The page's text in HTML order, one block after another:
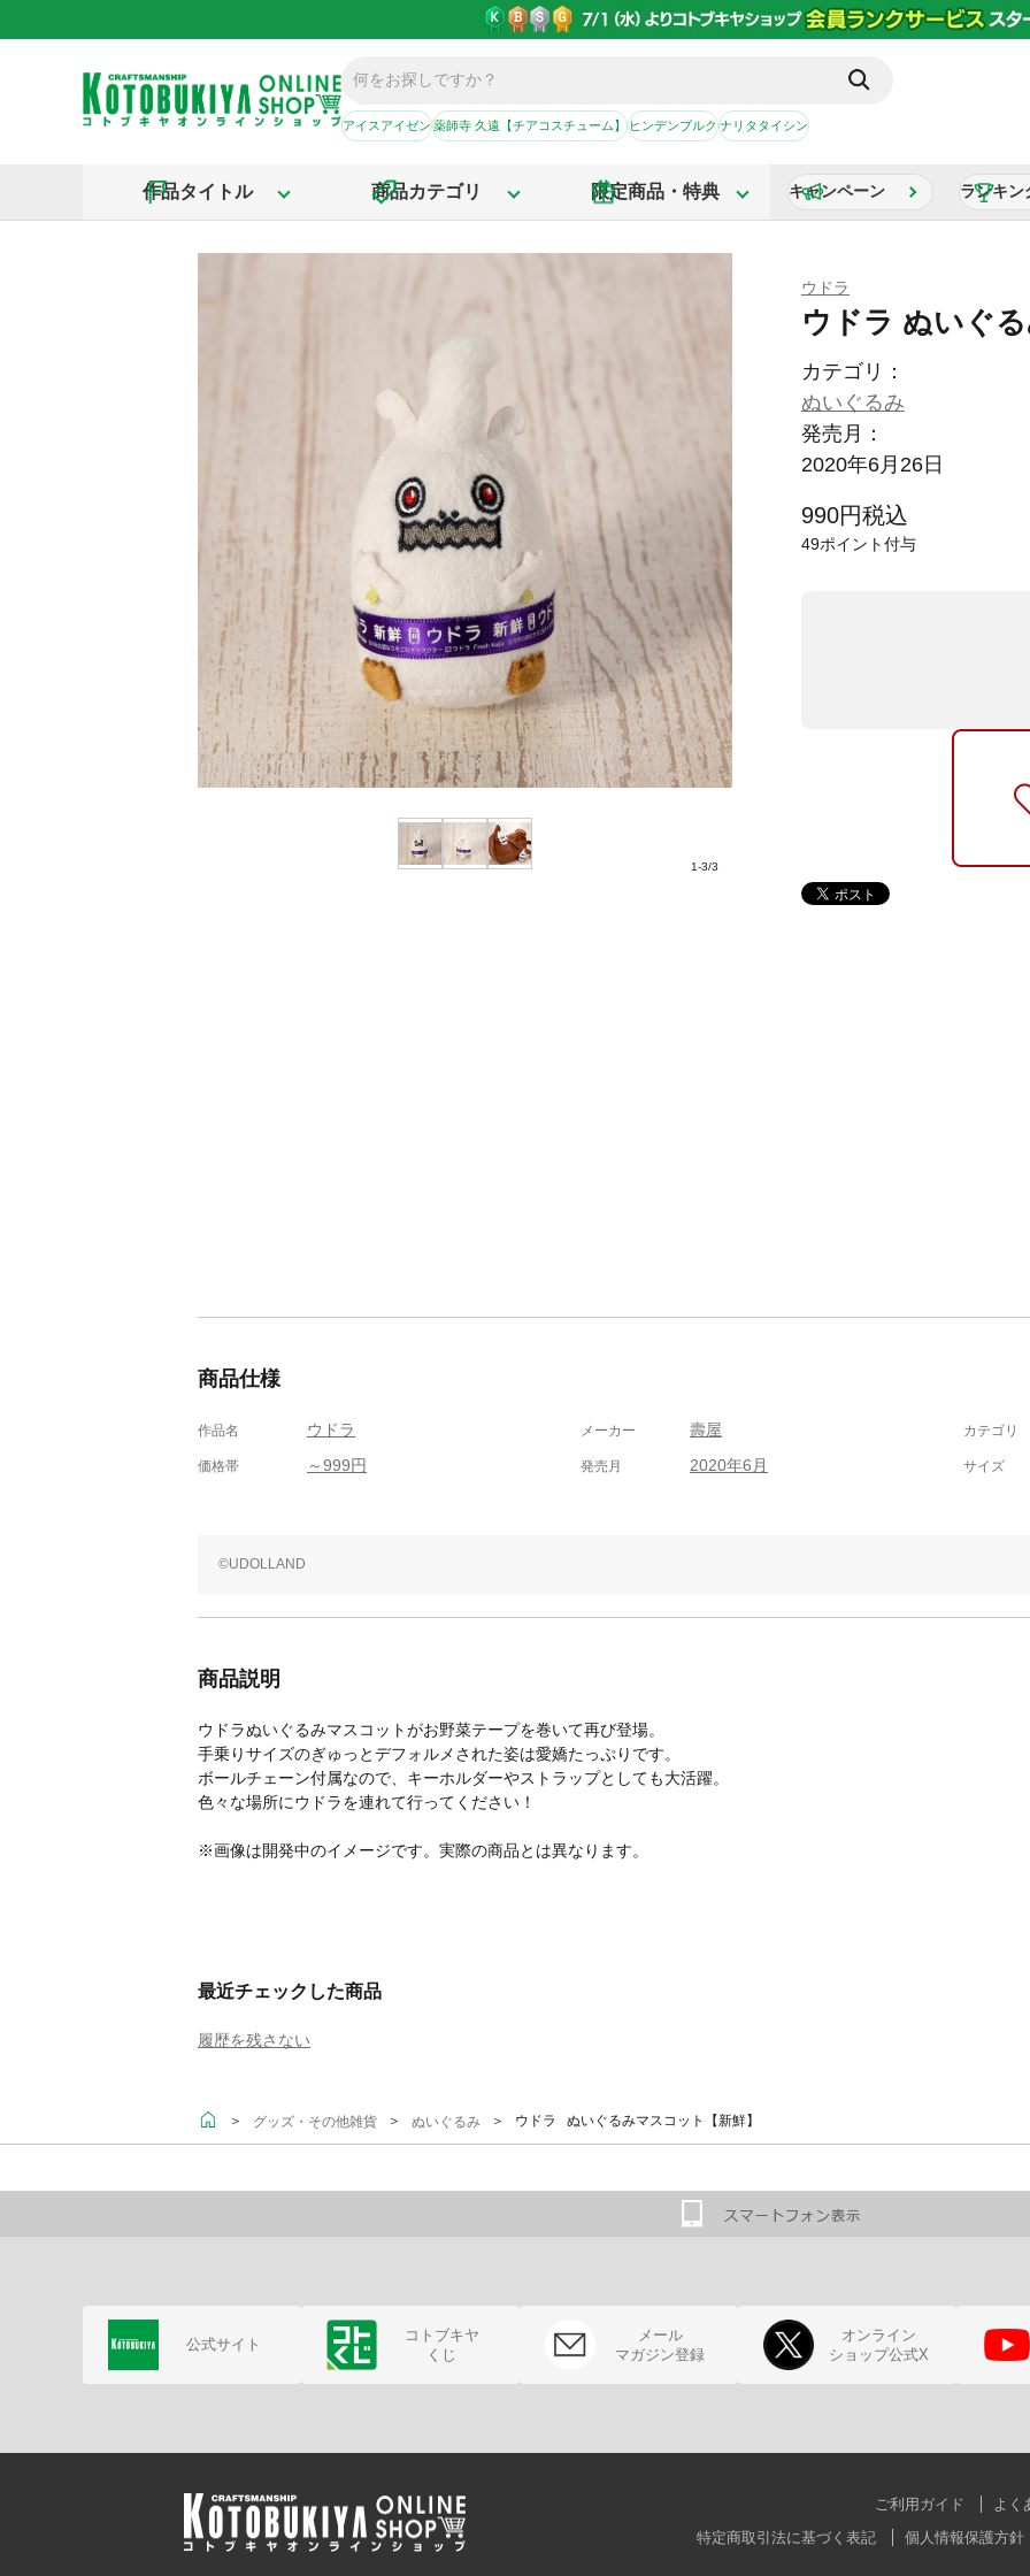
アイスアイゼン薬師寺 久遠【チアコスチューム】ヒンデンブルクナリタタイシン
作品タイトル 商品カテゴリ 限定商品・特典 キャンペーン ランキン
1-3/3
ウドラ
ウドラ ぬいぐ
カテゴリ：
ぬいぐるみ
発売月：
2020年6月26日
990円税込
49ポイント付与
商品仕様
作品名 ウドラ メーカー 壽屋 カテゴリ
価格帯 ～999円 発売月 2020年6月 サイズ
©UDOLLAND
商品説明
ウドラぬいぐるみマスコットがお野菜テープを巻いて再び登場。
手乗りサイズのぎゅっとデフォルメされた姿は愛嬌たっぷりです。
ボールチェーン付属なので、キーホルダーやストラップとしても大活躍。
色々な場所にウドラを連れて行ってください！
※画像は開発中のイメージです。実際の商品とは異なります。
最近チェックした商品
履歴を残さない
＞ グッズ・その他雑貨 ＞ ぬいぐるみ ＞ ウドラ ぬいぐるみマスコット【新鮮】
公式サイト
コトブキヤ
くじ
メール
マガジン登録
オンライン
ショップ公式X
ご利用ガイド よく
特定商取引法に基づく表記
個人情報保護方針